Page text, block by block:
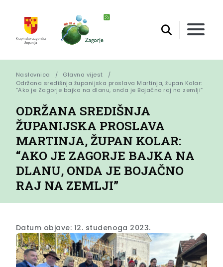
Naslovnica
Glavna vijest
Održana središnja županijska proslava Martinja, župan Kolar:
“Ako je Zagorje bajka na dlanu, onda je Bojačno raj na zemlji”
ODRŽANA SREDIŠNJA
ŽUPANIJSKA PROSLAVA
MARTINJA, ŽUPAN KOLAR:
“AKO JE ZAGORJE BAJKA NA
DLANU, ONDA JE BOJAČNO
RAJ NA ZEMLJI”
Datum objave: 12. studenoga 2023.